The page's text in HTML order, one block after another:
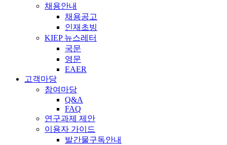
채용안내
채용공고
인재초빙
KIEP 뉴스레터
국문
영문
EAER
고객마당
참여마당
Q&A
FAQ
연구과제 제안
이용자 가이드
발간물구독안내